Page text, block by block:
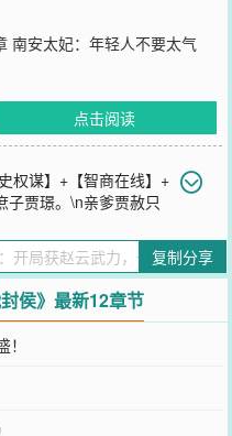
南安太妃：年轻人不要太气
点击阅读
权谋】+【智商在线】+
子贾璟。\n亲爹贾赦只
被抄家难逃一劫？\n好在开局
获得奖励。\n【叮！选择武将
！升官正八品，获得五百锦
千五百玄甲军！】\n……
龙骑！】\n【叮！升官皇
除阴私，严惩刁奴，怒斥贾
，族谱单开一本！\n推行新
石燕然，饮马地中海，只手
，此生无憾！\n不知不觉
复制分享
侯》最新12章节